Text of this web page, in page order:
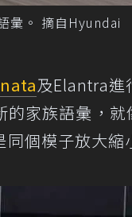
彙。 摘自Hyundai
及Elantra進
家族語彙，
個模子放大縮